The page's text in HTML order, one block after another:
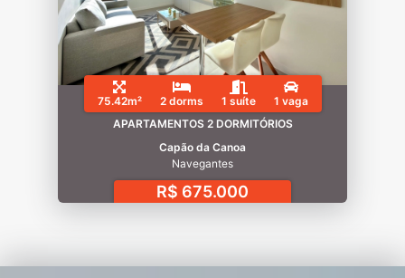
75.42m² 2 dorms 1 suíte
1 vaga
APARTAMENTOS 2 DORMITÓRIOS
Capão da Canoa
Navegantes
R$ 675.000